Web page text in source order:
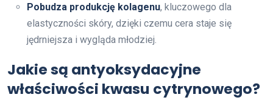
Pobudza produkcję kolagenu, kluczowego dla
elastyczności skóry, dzięki czemu cera staje się
jędrniejsza i wygląda młodziej.
Jakie są antyoksydacyjne
właściwości kwasu cytrynowego?